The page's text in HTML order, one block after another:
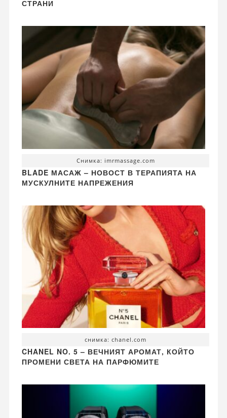
СТРАНИ
Снимка: imrmassage.com
BLADE МАСАЖ – НОВОСТ В ТЕРАПИЯТА НА
МУСКУЛНИТЕ НАПРЕЖЕНИЯ
снимка: chanel.com
CHANEL NO. 5 – ВЕЧНИЯТ АРОМАТ, КОЙТО
ПРОМЕНИ СВЕТА НА ПАРФЮМИТЕ